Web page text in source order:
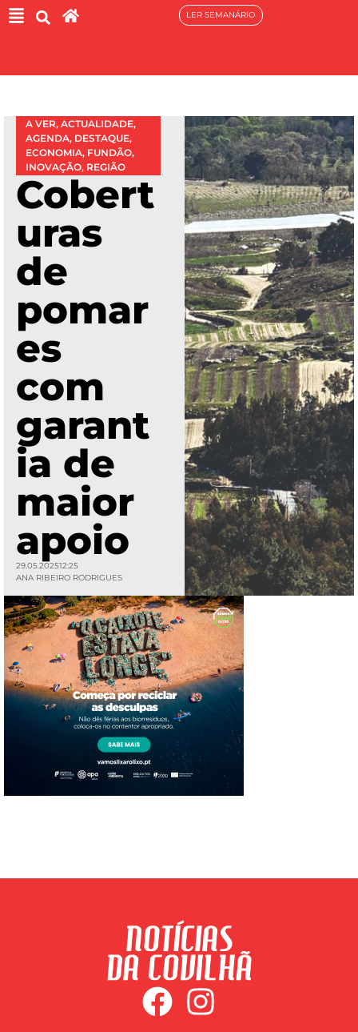
LER SEMANÁRIO
A VER, ACTUALIDADE,
AGENDA, DESTAQUE,
ECONOMIA, FUNDÃO,
INOVAÇÃO, REGIÃO
Cobert
uras
de
pomar
es
com
garant
ia de
maior
apoio
29.05.202512:25
ANA RIBEIRO RODRIGUES